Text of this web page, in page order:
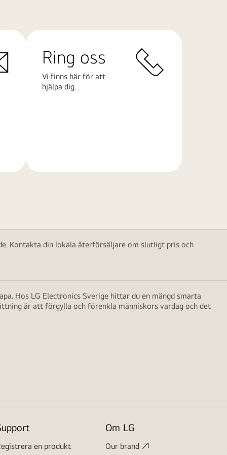
Ring oss
Vi finns här för att
hjälpa dig.
Kontakta din lokala återförsäljare om slutligt pris och
Hos LG Electronics Sverige hittar du en mängd smarta
är att förgylla och förenkla människors vardag och det
en produkt
Om LG
Our brand